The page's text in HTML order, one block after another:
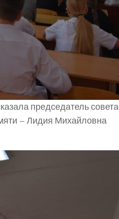
председатель совета
– Лидия Михайловна